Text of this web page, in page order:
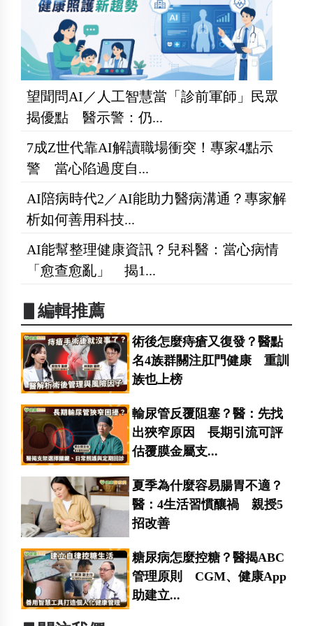
望聞問AI／人工智慧當「診前軍師」民眾
揭優點 醫示警：仍...
7成Z世代靠AI解讀職場衝突！專家4點示
警 當心陷過度自...
AI陪病時代2／AI能助力醫病溝通？專家解
析如何善用科技...
AI能幫整理健康資訊？兒科醫：當心病情
「愈查愈亂」 揭1...
▋編輯推薦
術後怎麼痔瘡又復發？醫點
名4族群關注肛門健康 重訓
族也上榜
輸尿管反覆阻塞？醫：先找
出狹窄原因 長期引流可評
估覆膜金屬支...
夏季為什麼容易腸胃不適？
醫：4生活習慣釀禍 親授5
招改善
糖尿病怎麼控糖？醫揭ABC
管理原則 CGM、健康App
助建立...